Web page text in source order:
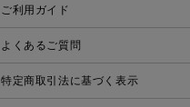
ご利用ガイド
よくあるご質問
特定商取引法に基づく表示